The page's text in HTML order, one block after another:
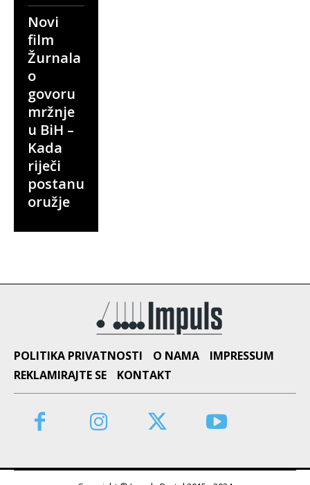
Novi
film
Žurnala
o
govoru
mržnje
u BiH –
Kada
riječi
postanu
oružje
POLITIKA PRIVATNOSTI O NAMA
IMPRESSUM
REKLAMIRAJTE SE
KONTAKT